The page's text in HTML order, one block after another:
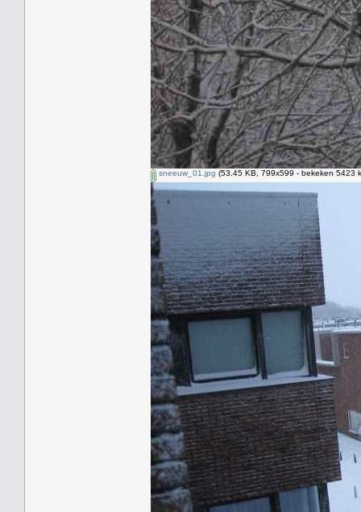
sneeuw_01.jpg (53.45 KB, 799x599 - bekeken 5423